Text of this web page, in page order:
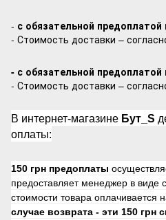
- с обязательной предоплатой
- Стоимость доставки –
- с обязательной предоплатой
- Стоимость доставки –
В интернет-магазине Бут_S
оплаты:
150 грн предоплаты
предоставляет менеджер в виде
стоимости товара
случае возврата - эти 150 грн